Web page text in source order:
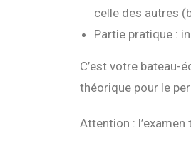
celle des autres
Partie pratique :
C’est votre bateau-
théorique pour le
Attention :